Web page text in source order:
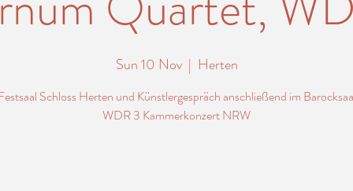
Sun 10 Nov
  |
Herten
Schloss Herten und Künstlergespräch anschließend im
WDR 3 Kammerkonzert NRW